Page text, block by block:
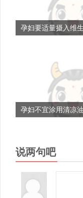
孕妇要适量摄入维
孕妇不宜涂用清凉
说两句吧